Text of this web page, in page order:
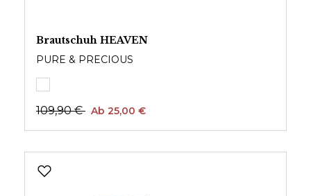
Brautschuh HEAVEN
PURE & PRECIOUS
109,90 € Ab 25,00 €